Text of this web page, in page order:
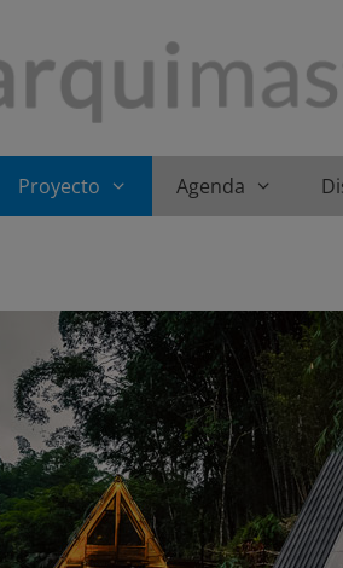
Proyecto Agenda